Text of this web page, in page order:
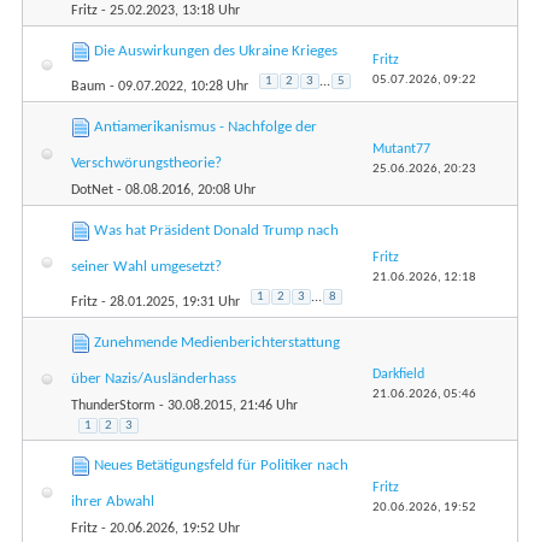
Fritz - 25.02.2023, 13:18 Uhr
Die Auswirkungen des Ukraine Krieges
Baum - 09.07.2022, 10:28 Uhr 1 2 3 ... 5
Fritz
05.07.2026, 09:22
Antiamerikanismus - Nachfolge der
Verschwörungstheorie?
DotNet - 08.08.2016, 20:08 Uhr
Mutant77
25.06.2026, 20:23
Was hat Präsident Donald Trump nach
seiner Wahl umgesetzt?
Fritz - 28.01.2025, 19:31 Uhr 1 2 3 ... 8
Fritz
21.06.2026, 12:18
Zunehmende Medienberichterstattung
über Nazis/Ausländerhass
ThunderStorm - 30.08.2015, 21:46 Uhr
1 2 3
Darkfield
21.06.2026, 05:46
Neues Betätigungsfeld für Politiker nach
ihrer Abwahl
Fritz - 20.06.2026, 19:52 Uhr
Fritz
20.06.2026, 19:52